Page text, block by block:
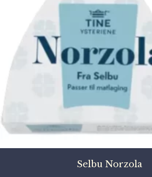
Selbu Norzola